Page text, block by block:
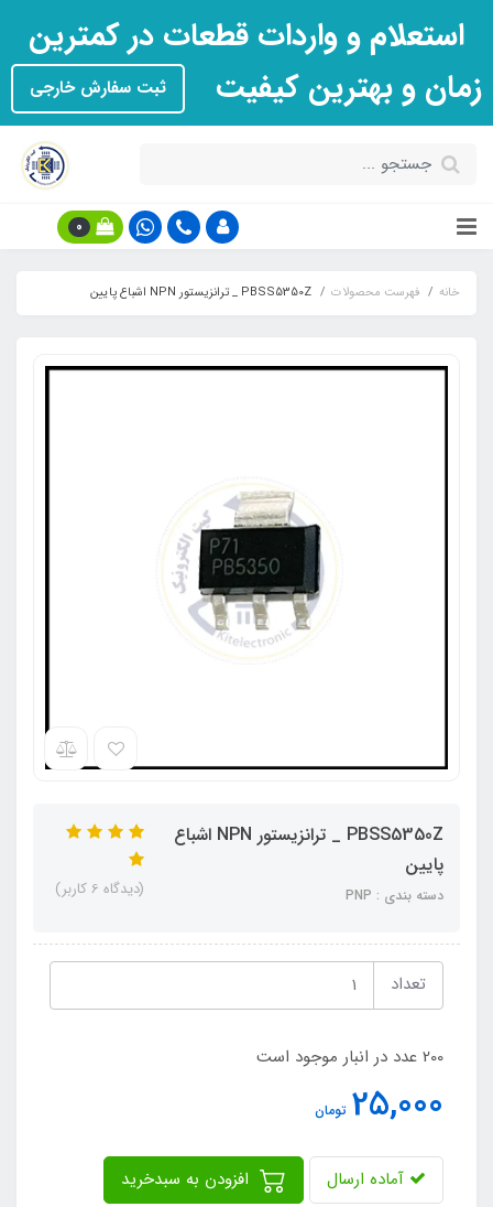
استعلام و واردات قطعات در کمترین
زمان و بهترین کیفیت
ثبت سفارش خارجی
0
خانه فهرست محصولات PBSS5350Z _ ترانزیستور NPN اشباع پایین
PBSS5350Z _ ترانزیستور NPN اشباع
پایین
دسته بندی : PNP (دیدگاه 6 کاربر)
تعداد
200 عدد در انبار موجود است
25,000 تومان
آماده ارسال